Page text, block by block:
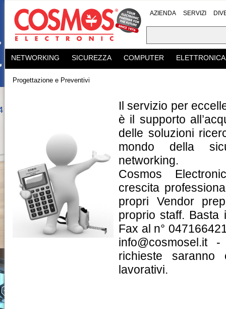
AZIENDA SERVIZI
NETWORKING SICUREZZA COMPUTER ELETTRONICA
Progettazione e Preventivi
Il servizio per
è il supporto
delle soluzioni
mondo della
networking.
Cosmos
crescita
propri Vendor
proprio staff. Basta
Fax al n°
info@cosmosel.it
richieste
lavorativi.